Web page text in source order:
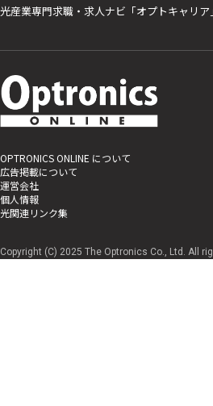
光産業専門求職・求人ナビ「オプトキャリア」
OPTRONICS ONLINE について
広告掲載について
運営会社
個人情報
光関連リンク集
Copyright (C) 2025 The Optronics Co., Ltd. All